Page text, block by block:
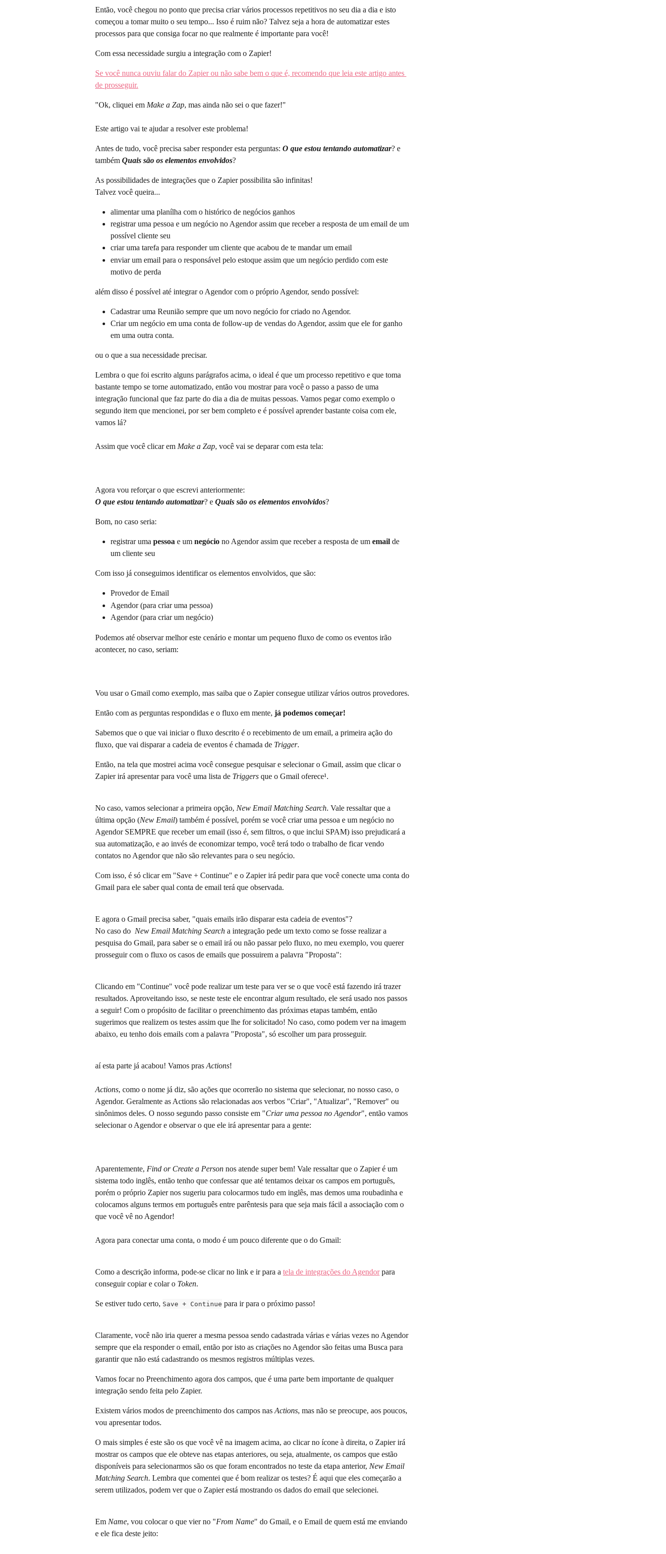
Então, você chegou no ponto que precisa criar vários processos repetitivos no seu dia a dia e isto
começou a tomar muito o seu tempo... Isso é ruim não? Talvez seja a hora de automatizar estes
processos para que consiga focar no que realmente é importante para você!
Com essa necessidade surgiu a integração com o Zapier!
Se você nunca ouviu falar do Zapier ou não sabe bem o que é, recomendo que leia este artigo antes
de prosseguir.
"Ok, cliquei em Make a Zap, mas ainda não sei o que fazer!"
Este artigo vai te ajudar a resolver este problema!
Antes de tudo, você precisa saber responder esta perguntas: O que estou tentando automatizar? e
também Quais são os elementos envolvidos?
As possibilidades de integrações que o Zapier possibilita são infinitas!
Talvez você queira...
alimentar uma planílha com o histórico de negócios ganhos
registrar uma pessoa e um negócio no Agendor assim que receber a resposta de um email de um
possível cliente seu
criar uma tarefa para responder um cliente que acabou de te mandar um email
enviar um email para o responsável pelo estoque assim que um negócio perdido com este
motivo de perda
além disso é possível até integrar o Agendor com o próprio Agendor, sendo possível:
Cadastrar uma Reunião sempre que um novo negócio for criado no Agendor.
Criar um negócio em uma conta de follow-up de vendas do Agendor, assim que ele for ganho
em uma outra conta.
ou o que a sua necessidade precisar.
Lembra o que foi escrito alguns parágrafos acima, o ideal é que um processo repetitivo e que toma
bastante tempo se torne automatizado, então vou mostrar para você o passo a passo de uma
integração funcional que faz parte do dia a dia de muitas pessoas. Vamos pegar como exemplo o
segundo item que mencionei, por ser bem completo e é possível aprender bastante coisa com ele,
vamos lá?
Assim que você clicar em Make a Zap, você vai se deparar com esta tela:
Agora vou reforçar o que escrevi anteriormente:
O que estou tentando automatizar? e Quais são os elementos envolvidos?
Bom, no caso seria:
registrar uma pessoa e um negócio no Agendor assim que receber a resposta de um email de
um cliente seu
Com isso já conseguimos identificar os elementos envolvidos, que são:
Provedor de Email
Agendor (para criar uma pessoa)
Agendor (para criar um negócio)
Podemos até observar melhor este cenário e montar um pequeno fluxo de como os eventos irão
acontecer, no caso, seriam:
Vou usar o Gmail como exemplo, mas saiba que o Zapier consegue utilizar vários outros provedores.
Então com as perguntas respondidas e o fluxo em mente, já podemos começar!
Sabemos que o que vai iniciar o fluxo descrito é o recebimento de um email, a primeira ação do
fluxo, que vai disparar a cadeia de eventos é chamada de Trigger.
Então, na tela que mostrei acima você consegue pesquisar e selecionar o Gmail, assim que clicar o
Zapier irá apresentar para você uma lista de Triggers que o Gmail oferece¹.
No caso, vamos selecionar a primeira opção, New Email Matching Search. Vale ressaltar que a
última opção (New Email) também é possível, porém se você criar uma pessoa e um negócio no
Agendor SEMPRE que receber um email (isso é, sem filtros, o que inclui SPAM) isso prejudicará a
sua automatização, e ao invés de economizar tempo, você terá todo o trabalho de ficar vendo
contatos no Agendor que não são relevantes para o seu negócio.
Com isso, é só clicar em "Save + Continue" e o Zapier irá pedir para que você conecte uma conta do
Gmail para ele saber qual conta de email terá que observada.
E agora o Gmail precisa saber, "quais emails irão disparar esta cadeia de eventos"?
No caso do New Email Matching Search a integração pede um texto como se fosse realizar a
pesquisa do Gmail, para saber se o email irá ou não passar pelo fluxo, no meu exemplo, vou querer
prosseguir com o fluxo os casos de emails que possuirem a palavra "Proposta":
Clicando em "Continue" você pode realizar um teste para ver se o que você está fazendo irá trazer
resultados. Aproveitando isso, se neste teste ele encontrar algum resultado, ele será usado nos passos
a seguir! Com o propósito de facilitar o preenchimento das próximas etapas também, então
sugerimos que realizem os testes assim que lhe for solicitado! No caso, como podem ver na imagem
abaixo, eu tenho dois emails com a palavra "Proposta", só escolher um para prosseguir.
aí esta parte já acabou! Vamos pras Actions!
Actions, como o nome já diz, são ações que ocorrerão no sistema que selecionar, no nosso caso, o
Agendor. Geralmente as Actions são relacionadas aos verbos "Criar", "Atualizar", "Remover" ou
sinônimos deles. O nosso segundo passo consiste em "Criar uma pessoa no Agendor", então vamos
selecionar o Agendor e observar o que ele irá apresentar para a gente:
Aparentemente, Find or Create a Person nos atende super bem! Vale ressaltar que o Zapier é um
sistema todo inglês, então tenho que confessar que até tentamos deixar os campos em português,
porém o próprio Zapier nos sugeriu para colocarmos tudo em inglês, mas demos uma roubadinha e
colocamos alguns termos em português entre parêntesis para que seja mais fácil a associação com o
que você vê no Agendor!
Agora para conectar uma conta, o modo é um pouco diferente que o do Gmail:
Como a descrição informa, pode-se clicar no link e ir para a tela de integrações do Agendor para
conseguir copiar e colar o Token.
Se estiver tudo certo, Save + Continue para ir para o próximo passo!
Claramente, você não iria querer a mesma pessoa sendo cadastrada várias e várias vezes no Agendor
sempre que ela responder o email, então por isto as criações no Agendor são feitas uma Busca para
garantir que não está cadastrando os mesmos registros múltiplas vezes.
Vamos focar no Preenchimento agora dos campos, que é uma parte bem importante de qualquer
integração sendo feita pelo Zapier.
Existem vários modos de preenchimento dos campos nas Actions, mas não se preocupe, aos poucos,
vou apresentar todos.
O mais simples é este são os que você vê na imagem acima, ao clicar no ícone à direita, o Zapier irá
mostrar os campos que ele obteve nas etapas anteriores, ou seja, atualmente, os campos que estão
disponíveis para selecionarmos são os que foram encontrados no teste da etapa anterior, New Email
Matching Search. Lembra que comentei que é bom realizar os testes? É aqui que eles começarão a
serem utilizados, podem ver que o Zapier está mostrando os dados do email que selecionei.
Em Name, vou colocar o que vier no "From Name" do Gmail, e o Email de quem está me enviando
e ele fica deste jeito: